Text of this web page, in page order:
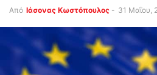
Από Ιάσονας Κωστόπουλος - 31 Μαΐου,